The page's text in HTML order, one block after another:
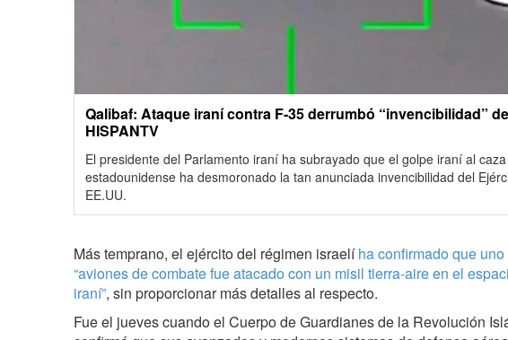
Qalibaf: Ataque iraní contra F-35 derrumbó “invencibilidad”
HISPANTV
El presidente del Parlamento iraní ha subrayado que el golpe iraní al
estadounidense ha desmoronado la tan anunciada invencibilidad del
EE.UU.
Más temprano, el ejército del régimen israelíha confirmado que
“aviones de combate fue atacado con un misil tierra-aire en el
iraní”, sin proporcionar más detalles al respecto.
Fue el jueves cuando el Cuerpo de Guardianes de la Revolución